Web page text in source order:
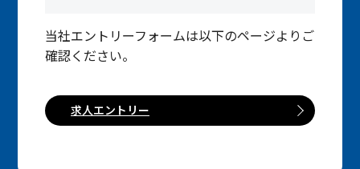
当社エントリーフォームは以下のページよりご
確認ください。
求人エントリー